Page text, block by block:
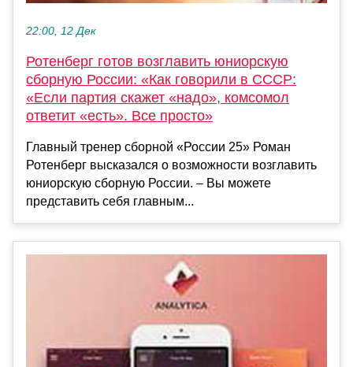
22:00, 12 Дек
Ротенберг готов возглавить юниорскую
сборную России: «Как говорили в СССР:
«Если партия скажет «надо», комсомол
ответит «есть». Все просто»
Главный тренер сборной «России 25» Роман
Ротенберг высказался о возможности возглавить
юниорскую сборную России. – Вы можете
представить себя главным...